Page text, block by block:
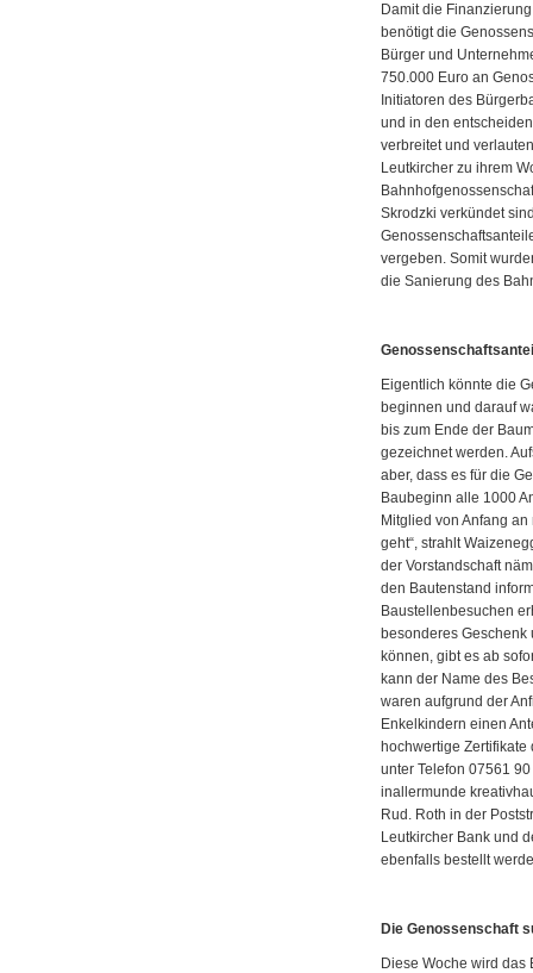
Damit die
benötigt die
Bürger und
750.000 Euro an
Initiatoren des
und in den
verbreitet und
Leutkircher zu ihrem
Skrodzki verkündet
vergeben. Somit
die Sanierung des
Eigentlich könnte die
beginnen und darauf
bis zum Ende der
gezeichnet werden.
aber, dass es für die
Baubeginn alle 1000
Mitglied von Anfang
geht“, strahlt
der Vorstandschaft
den Bautenstand
Baustellenbesuchen
besonderes
können, gibt es ab
kann der Name des
waren aufgrund der
Enkelkindern einen
hochwertige
unter Telefon 07561
inallermunde
Rud. Roth in der
Leutkircher Bank und
ebenfalls bestellt
Die Genossenschaft
Diese Woche wird